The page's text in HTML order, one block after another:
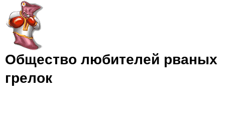
Общество любителей рваных
грелок